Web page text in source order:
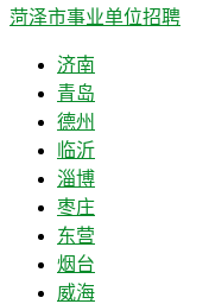
菏泽市事业单位招聘
济南
青岛
德州
临沂
淄博
枣庄
东营
烟台
威海